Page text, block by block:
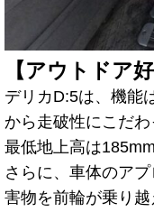
【アウトドア
デリカD:5は、機能
から走破性にこだわ
最低地上高は
さらに、車体のア
害物を前輪が乗り越